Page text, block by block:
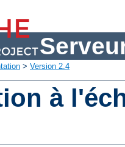
> Version 2.4
à